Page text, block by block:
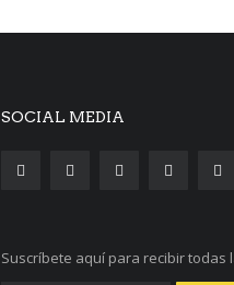
SOCIAL MEDIA
Suscríbete aquí para recibir todas